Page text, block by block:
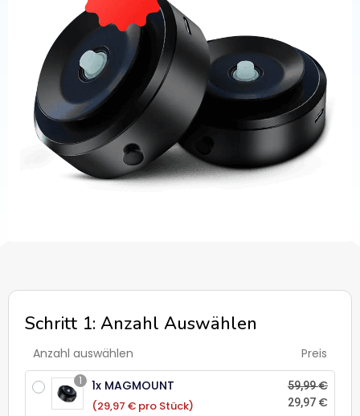
Schritt 1: Anzahl Auswählen
Anzahl auswählen Preis
1 1x MAGMOUNT
(29,97 € pro Stück)
59,99€
29,97 €